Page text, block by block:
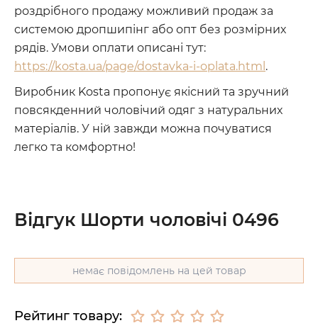
роздрібного продажу можливий продаж за
системою дропшипінг або опт без розмірних
рядів. Умови оплати описані тут:
https://kosta.ua/page/dostavka-i-oplata.html .
Виробник Kosta пропонує якісний та зручний
повсякденний чоловічий одяг з натуральних
матеріалів. У ній завжди можна почуватися
легко та комфортно!
Відгук Шорти чоловічі 0496
немає повідомлень на цей товар
Рейтинг товару: